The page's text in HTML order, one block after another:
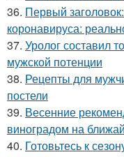
36. Первый
коронавируса:
37. Уролог составил
мужской потенции
38. Рецепты для
постели
39. Весенние
виноградом на
40. Готовьтесь к